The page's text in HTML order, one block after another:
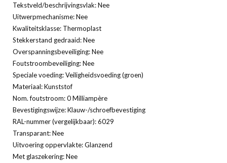
Tekstveld/beschrijvingsvlak: Nee
Uitwerpmechanisme: Nee
Kwaliteitsklasse: Thermoplast
Stekkerstand gedraaid: Nee
Overspanningsbeveiliging: Nee
Foutstroombeveiliging: Nee
Speciale voeding: Veiligheidsvoeding (groen)
Materiaal: Kunststof
Nom. foutstroom: 0 Milliampère
Bevestigingswijze: Klauw-/schroefbevestiging
RAL-nummer (vergelijkbaar): 6029
Transparant: Nee
Uitvoering oppervlakte: Glanzend
Met glaszekering: Nee